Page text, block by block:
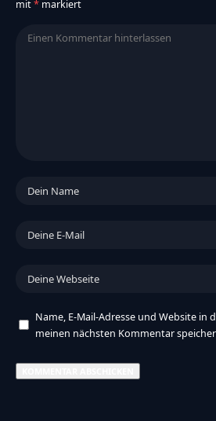
mit* markiert
Name, E-Mail-Adresse und Website in
meinen nächsten Kommentar